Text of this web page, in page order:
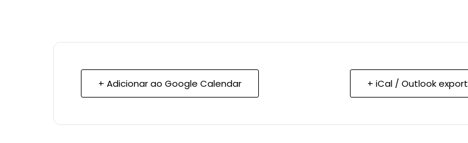
+ Adicionar ao Google Calendar + iCal / Outlook export